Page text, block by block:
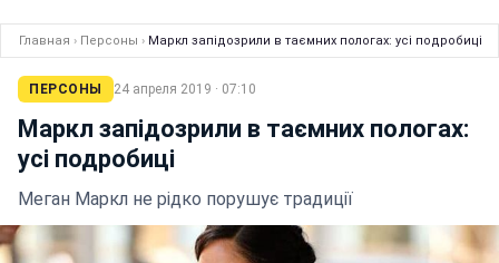
Главная › Персоны › Маркл запідозрили в таємних пологах: усі подробиці
ПЕРСОНЫ 24 апреля 2019 · 07:10
Маркл запідозрили в таємних пологах:
усі подробиці
Меган Маркл не рідко порушує традиції